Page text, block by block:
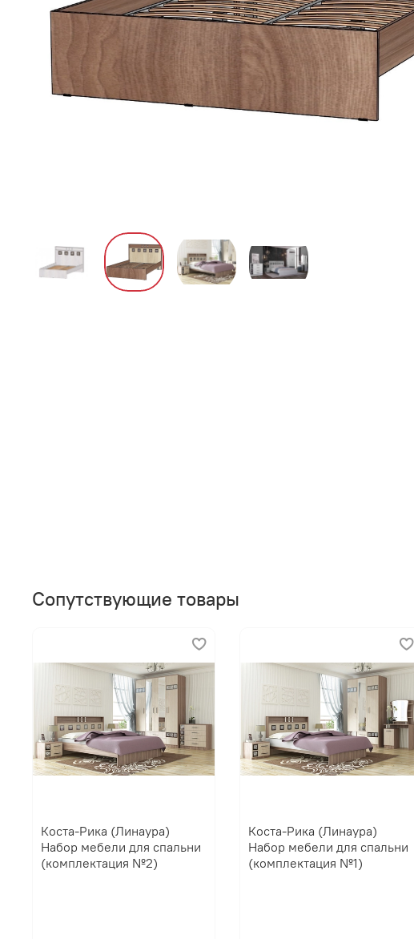
Сопутствующие товары
Коста-Рика (Линаура)
Набор мебели для спальни
(комплектация №2)
Коста-Рика (Линаура)
Набор мебели для спальни
(комплектация №1)